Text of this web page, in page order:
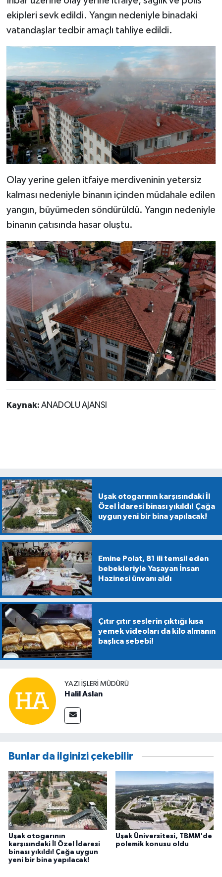
ekipleri sevk edildi. Yangın nedeniyle binadaki
vatandaşlar tedbir amaçlı tahliye edildi.
Olay yerine gelen itfaiye merdiveninin yetersiz
kalması nedeniyle binanın içinden müdahale edilen
yangın, büyümeden söndürüldü. Yangın nedeniyle
binanın çatısında hasar oluştu.
Kaynak: ANADOLU AJANSI
Uşak otogarının karşısındaki İl
Özel İdaresi binası yıkıldı! Çağa
uygun yeni bir bina yapılacak!
Emine Polat, 81 ili temsil eden
bebekleriyle Yaşayan İnsan
Hazinesi ünvanı aldı
Çıtır çıtır seslerin çıktığı kısa
yemek videoları da kilo almanın
başlıca sebebi!
YAZI İŞLERİ MÜDÜRÜ
Halil Aslan
Bunlar da ilginizi çekebilir
Uşak otogarının
karşısındaki İl Özel İdaresi
binası yıkıldı! Çağa uygun
yeni bir bina yapılacak!
Uşak Üniversitesi, TBMM'de
polemik konusu oldu